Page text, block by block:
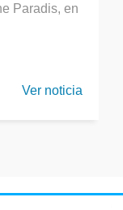
Paradis, en
Ver noticia